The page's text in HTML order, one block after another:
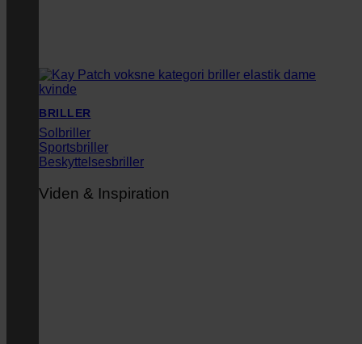
BRILLER
Solbriller
Sportsbriller
Beskyttelsesbriller
Viden & Inspiration